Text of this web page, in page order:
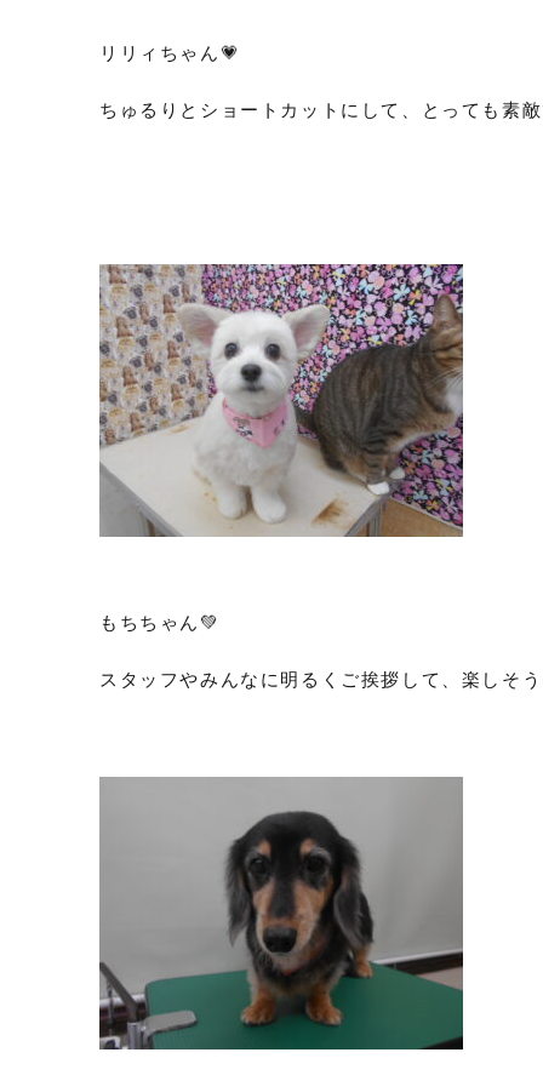
リリィちゃん💗
ちゅるりとショートカットにして、とっても素
もちちゃん💚
スタッフやみんなに明るくご挨拶して、楽しそ